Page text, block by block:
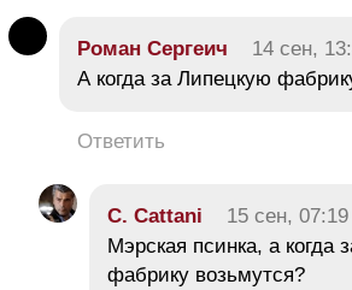
Роман Сергеич 14 сен,
А когда за Липецкую
Ответить
C. Cattani 15 сен, 07:19
Мэрская псинка, а когда
фабрику возьмутся?